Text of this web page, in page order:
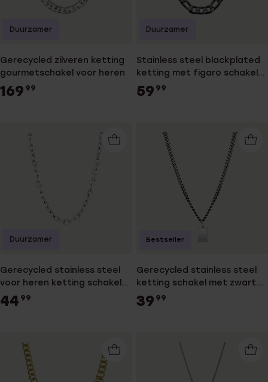
Gerecycled zilveren ketting
gourmetschakel voor heren
169 99
Duurzamer
Stainless steel blackplated
ketting met figaro schakels
voor heren
59 99
Duurzamer
Gerecycled stainless steel
voor heren ketting schakel
voor heren
44 99
Duurzamer
Gerecycled stainless steel
ketting schakel met zwarte
accenten voor heren
39 99
Bestseller